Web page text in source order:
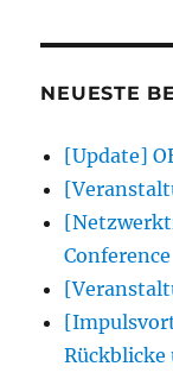
NEUESTE
[Update]
Conference
Rückblicke